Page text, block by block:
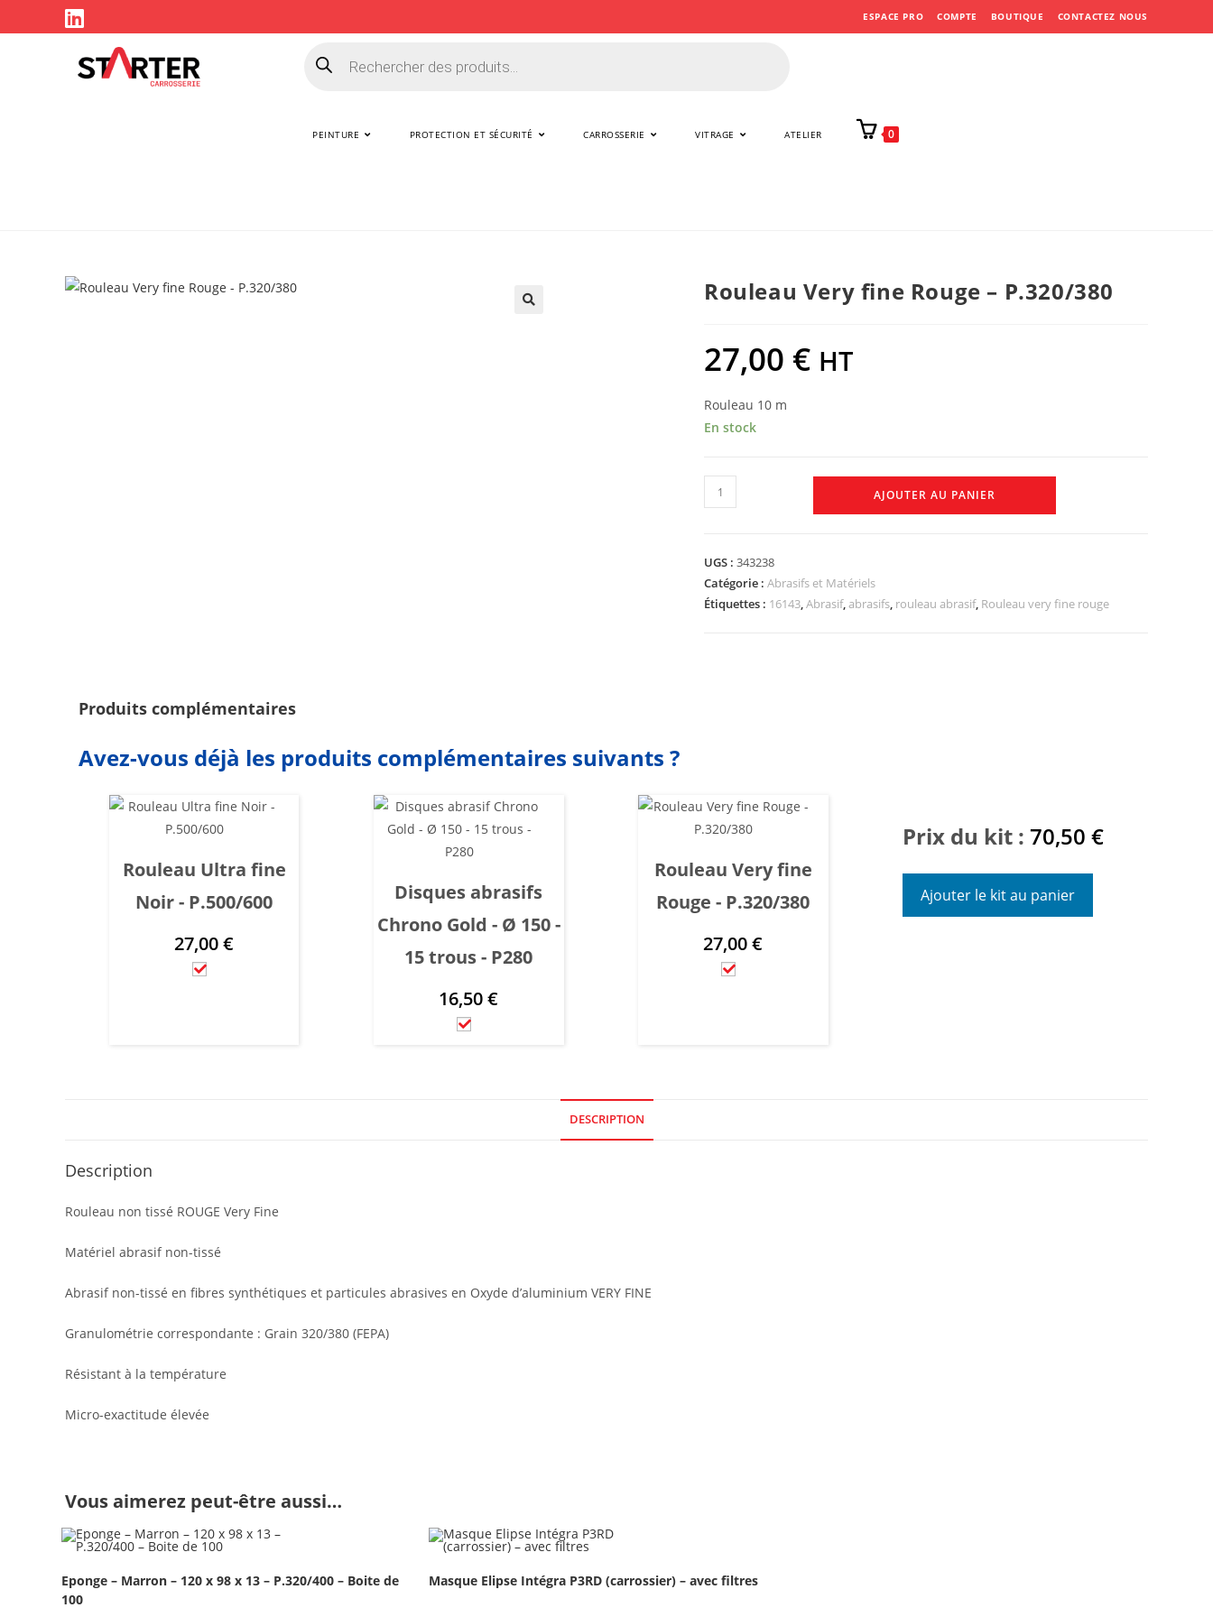
ESPACE PRO COMPTE BOUTIQUE CONTACTEZ NOUS
PEINTURE PROTECTION ET SÉCURITÉ CARROSSERIE VITRAGE ATELIER 0
Rouleau Very fine Rouge – P.320/380
27,00 € HT
Rouleau 10 m
En stock
AJOUTER AU PANIER
UGS : 343238
Catégorie : Abrasifs et Matériels
Étiquettes : 16143,Abrasif,abrasifs, rouleau abrasif, Rouleau very fine rouge
Produits complémentaires
Avez-vous déjà les produits complémentaires suivants ?
Rouleau Ultra fine
Noir - P.500/600
27,00€
Disques abrasifs
Chrono Gold - Ø 150 -
15 trous - P280
16,50€
Rouleau Very fine
Rouge - P.320/380
27,00€
Prix du kit :70,50€
Ajouter le kit au panier
DESCRIPTION
Description
Rouleau non tissé ROUGE Very Fine
Matériel abrasif non-tissé
Abrasif non-tissé en fibres synthétiques et particules abrasives en Oxyde d’aluminium VERY FINE
Granulométrie correspondante : Grain 320/380 (FEPA)
Résistant à la température
Micro-exactitude élevée
Vous aimerez peut-être aussi…
Eponge – Marron – 120 x 98 x 13 – P.320/400 – Boite de
100
Masque Elipse Intégra P3RD (carrossier) – avec filtres